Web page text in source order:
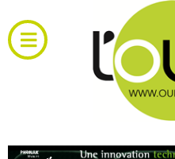
au
contenu
Toggle
Navigation